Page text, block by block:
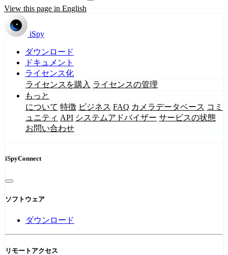
View this page in English
iSpy
ダウンロード
ドキュメント
ライセンス化
ライセンスを購入 ライセンスの管理
もっと
について 特徴 ビジネス FAQ カメラデータベース コミ
ュニティ API システムアドバイザー サービスの状態
お問い合わせ
iSpyConnect
ソフトウェア
ダウンロード
リモートアクセス